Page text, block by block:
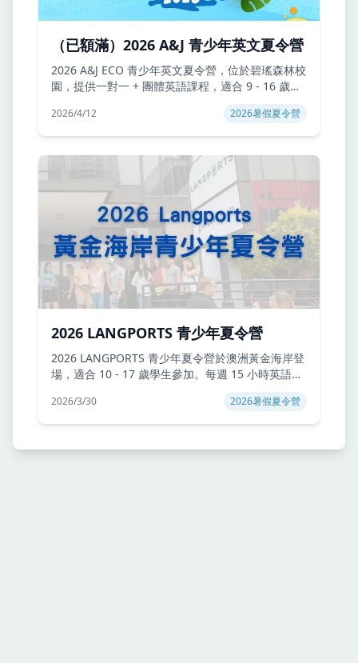
（已額滿）2026 A&J 青少年英文夏令營
2026 A&J ECO 青少年英文夏令營，位於碧瑤森林校
園，提供一對一 + 團體英語課程，適合 9 - 16 歲學
造高效又安心的菲律賓遊學體驗。含住宿、三餐、
接送與週末活動，是家長最安心的暑期英文營選
2026/4/12 2026暑假夏令營
2026 LANGPORTS 青少年夏令營
2026 LANGPORTS 青少年夏令營於澳洲黃金海岸登
場，適合 10 - 17 歲學生參加。每週 15 小時英語課
全管理，UFO 分級教學強化聽說讀寫能力，打造高
品質暑期遊學體驗。
2026/3/30 2026暑假夏令營